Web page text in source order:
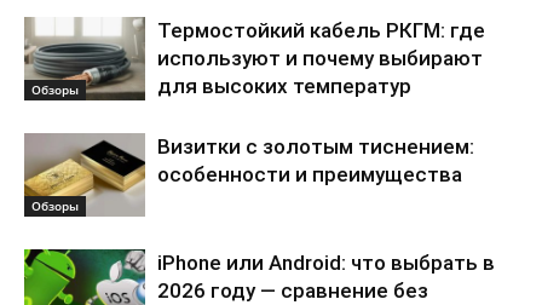
Обзоры
Термостойкий кабель РКГМ: где
используют и почему выбирают
для высоких температур
Обзоры
Визитки с золотым тиснением:
особенности и преимущества
iPhone или Android: что выбрать в
2026 году — сравнение без